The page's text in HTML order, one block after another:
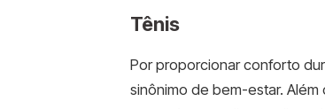
Tênis
Por proporcionar conforto
sinônimo de bem-estar.